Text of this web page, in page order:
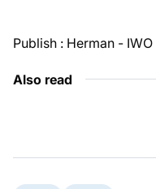
Publish : Herman - IWO
Also read